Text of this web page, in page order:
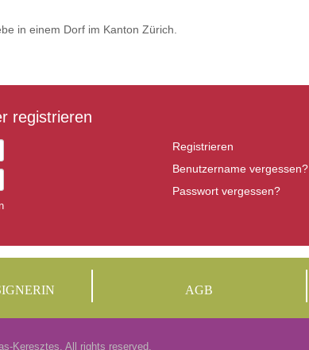
in einem Dorf im Kanton Zürich.
registrieren
Registrieren
Benutzername vergessen?
Passwort vergessen?
AGB
Keresztes. All rights reserved.